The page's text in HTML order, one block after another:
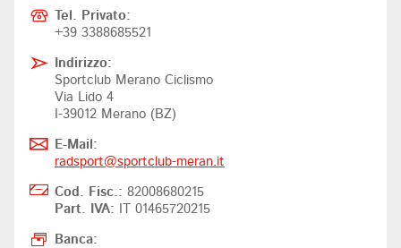
Tel. Privato:
+39 3388685521
Indirizzo:
Sportclub Merano Ciclismo
Via Lido 4
I-39012 Merano (BZ)
E-Mail:
radsport@sportclub-meran.it
Cod. Fisc.: 82008680215
Part. IVA:
IT 01465720215
Banca: